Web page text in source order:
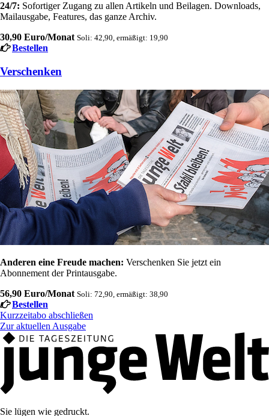
24/7: Sofortiger Zugang zu allen Artikeln und Beilagen. Downloads,
Mailausgabe, Features, das ganze Archiv.
30,90 Euro/Monat Soli: 42,90, ermäßigt: 19,90
Bestellen
Verschenken
Anderen eine Freude machen: Verschenken Sie jetzt ein
Abonnement der Printausgabe.
56,90 Euro/Monat Soli: 72,90, ermäßigt: 38,90
Bestellen
Kurzzeitabo abschließen
Zur aktuellen Ausgabe
Sie lügen wie gedruckt.